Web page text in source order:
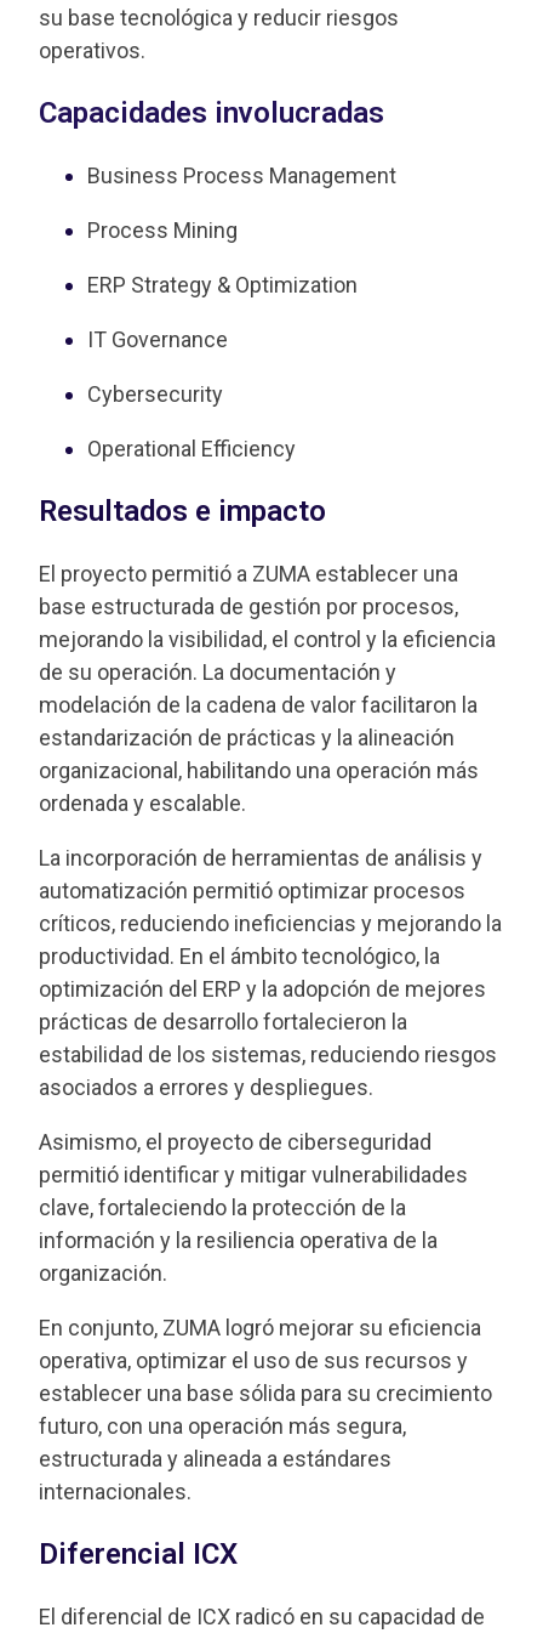
su base tecnológica y reducir riesgos
operativos.
Capacidades involucradas
Business Process Management
Process Mining
ERP Strategy & Optimization
IT Governance
Cybersecurity
Operational Efficiency
Resultados e impacto
El proyecto permitió a ZUMA establecer una
base estructurada de gestión por procesos,
mejorando la visibilidad, el control y la eficiencia
de su operación. La documentación y
modelación de la cadena de valor facilitaron la
estandarización de prácticas y la alineación
organizacional, habilitando una operación más
ordenada y escalable.
La incorporación de herramientas de análisis y
automatización permitió optimizar procesos
críticos, reduciendo ineficiencias y mejorando la
productividad. En el ámbito tecnológico, la
optimización del ERP y la adopción de mejores
prácticas de desarrollo fortalecieron la
estabilidad de los sistemas, reduciendo riesgos
asociados a errores y despliegues.
Asimismo, el proyecto de ciberseguridad
permitió identificar y mitigar vulnerabilidades
clave, fortaleciendo la protección de la
información y la resiliencia operativa de la
organización.
En conjunto, ZUMA logró mejorar su eficiencia
operativa, optimizar el uso de sus recursos y
establecer una base sólida para su crecimiento
futuro, con una operación más segura,
estructurada y alineada a estándares
internacionales.
Diferencial ICX
El diferencial de ICX radicó en su capacidad de